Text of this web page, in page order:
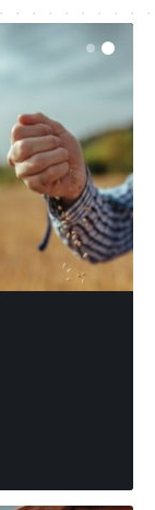
dos